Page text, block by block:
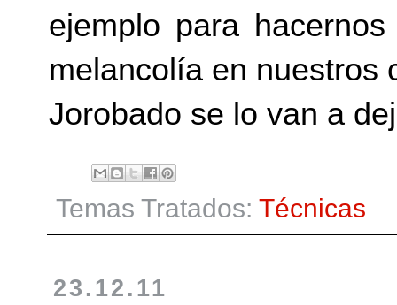
ejemplo para
melancolía en nuestros
Jorobado se lo van a
Temas Tratados: Técnicas
23.12.11